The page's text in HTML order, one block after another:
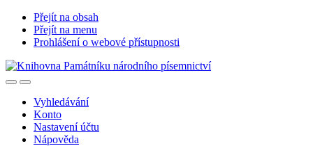
Přejít na obsah
Přejít na menu
Prohlášení o webové přístupnosti
Vyhledávání
Konto
Nastavení účtu
Nápověda